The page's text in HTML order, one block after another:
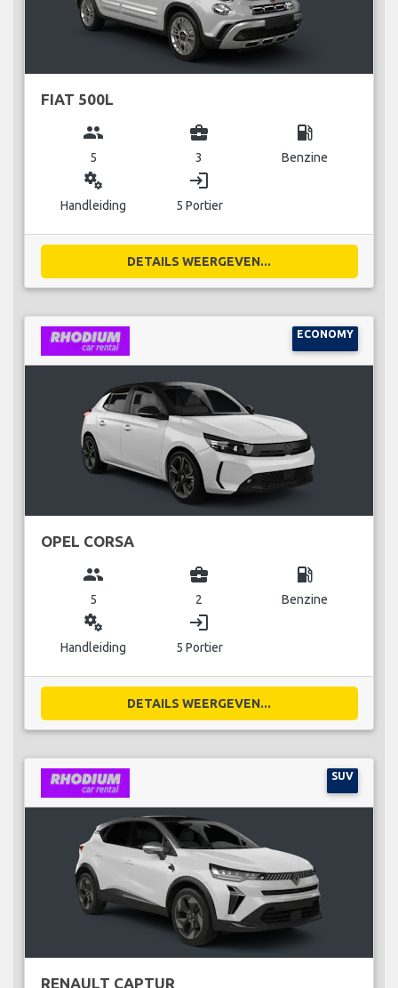
FIAT 500L
group
5
business_center
3
local_gas_station
Benzine
miscellaneous_services
Handleiding
login
5 Portier
DETAILS WEERGEVEN...
ECONOMY
OPEL CORSA
group
5
business_center
2
local_gas_station
Benzine
miscellaneous_services
Handleiding
login
5 Portier
DETAILS WEERGEVEN...
SUV
RENAULT CAPTUR